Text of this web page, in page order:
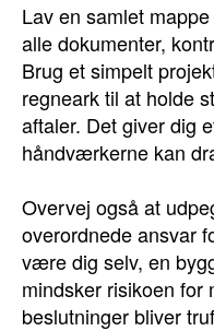
Lav en samlet
alle dokumenter,
Brug et simpelt
regneark til at holde
aftaler. Det giver dig
håndværkerne kan
Overvej også at
overordnede ansvar
være dig selv, en
mindsker risikoen for
beslutninger bliver